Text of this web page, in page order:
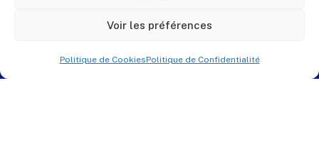
Voir les préférences
Politique de CookiesPolitique de Confidentialité